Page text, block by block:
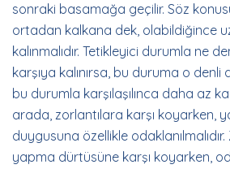
sonraki basamağa geçilir. Söz
ortadan kalkana dek, olabildiğince
kalınmalıdır. Tetikleyici durumla ne
karşıya kalınırsa, bu duruma o denli
bu durumla karşılaşılınca daha az
arada, zorlantılara karşı koyarken,
duygusuna özellikle odaklanılmalıdır.
yapma dürtüsüne karşı koyarken,